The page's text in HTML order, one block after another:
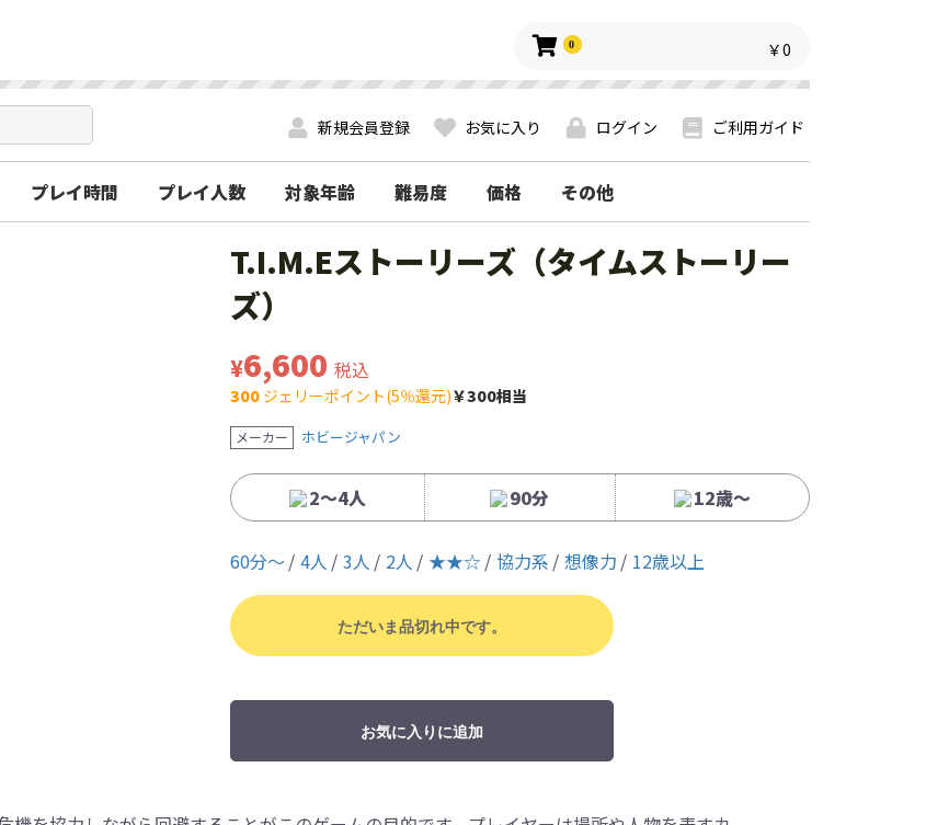
0 ￥0
新規会員登録 お気に入り ログイン ご利用ガイド
プレイ時間 プレイ人数 対象年齢 難易度 価格 その他
T.I.M.Eストーリーズ（タイムストーリー
ズ）
¥6,600 税込
300 ジェリーポイント(5％還元)￥300相当
メーカー ホビージャパン
2〜4人 90分 12歳〜
60分〜 4人 3人 2人 ★★☆ 協力系 想像力 12歳以上
ただいま品切れ中です。
お気に入りに追加